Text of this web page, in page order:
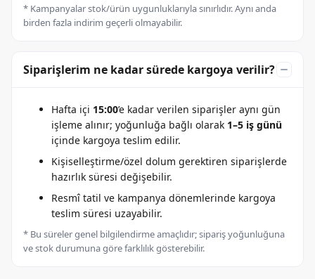
* Kampanyalar stok/ürün uygunluklarıyla sınırlıdır. Aynı anda
birden fazla indirim geçerli olmayabilir.
Siparişlerim ne kadar sürede kargoya verilir?
Hafta içi 15:00’e kadar verilen siparişler aynı gün
işleme alınır; yoğunluğa bağlı olarak 1–5 iş günü
içinde kargoya teslim edilir.
Kişiselleştirme/özel dolum gerektiren siparişlerde
hazırlık süresi değişebilir.
Resmî tatil ve kampanya dönemlerinde kargoya
teslim süresi uzayabilir.
* Bu süreler genel bilgilendirme amaçlıdır; sipariş yoğunluğuna
ve stok durumuna göre farklılık gösterebilir.